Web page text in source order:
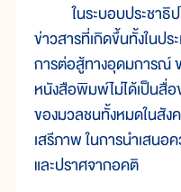
ในระบอบประชาธิป
ข่าวสารที่เกิดขึ้นทั้งในปร
การต่อสู้ทางอุดมการณ์
หนังสือพิมพ์ไม่ได้เป็นสื่
ของมวลชนทั้งหมดในสั
เสรีภาพ ในการนำเสน
และปราศจากอคติ